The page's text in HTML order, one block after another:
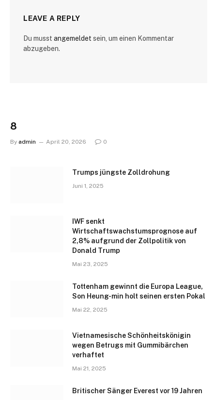
LEAVE A REPLY
Du musst angemeldet sein, um einen Kommentar
abzugeben.
8
By admin April 20, 2026 0
Trumps jüngste Zolldrohung
Juni 1, 2025
IWF senkt
Wirtschaftswachstumsprognose auf
2,8% aufgrund der Zollpolitik von
Donald Trump
Mai 23, 2025
Tottenham gewinnt die Europa League,
Son Heung-min holt seinen ersten Pokal
Mai 22, 2025
Vietnamesische Schönheitskönigin
wegen Betrugs mit Gummibärchen
verhaftet
Mai 21, 2025
Britischer Sänger Everest vor 19 Jahren